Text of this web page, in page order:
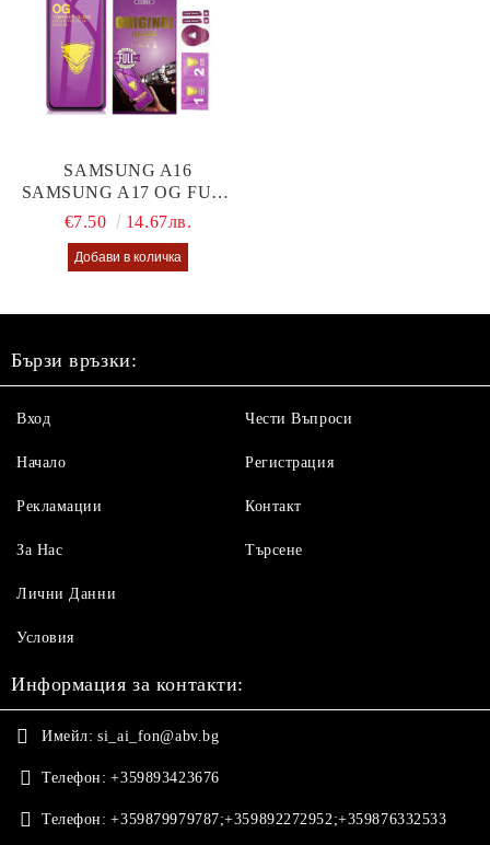
SAMSUNG A16
SAMSUNG A17 OG FULL
GLUE GLASS
€7.50 14.67лв.
Бързи връзки:
Вход
Начало
Рекламации
За Нас
Чести Въпроси
Регистрация
Контакт
Търсене
Лични Данни
Условия
Информация за контакти:
Имейл: si_ai_fon@abv.bg
Телефон: +359893423676
Телефон: +359879979787;+359892272952;+359876332533